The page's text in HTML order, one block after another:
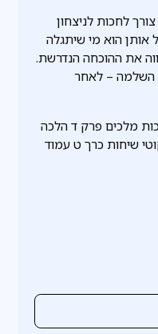
לחכות לניצחון
הוא מי שיתגלה
את ההוכחה הנדרשת.
השלמה – לאחר
מלכים פרק ד הלכה
שיחות כרך ט עמוד